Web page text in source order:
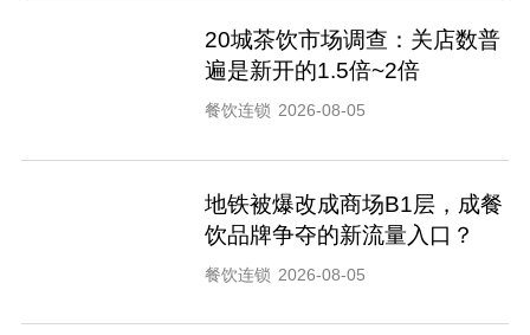
20城茶饮市场调查：关店数普
遍是新开的1.5倍~2倍
餐饮连锁 2026-08-05
地铁被爆改成商场B1层，成餐
饮品牌争夺的新流量入口？
餐饮连锁 2026-08-05